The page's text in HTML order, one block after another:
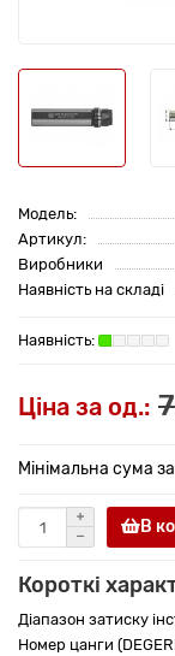
Модель:
Артикул:
Виробники
Наявність на складі
Ціна за од.:
Мінімальна сума
В
Короткі
Діапазон затиску
Номер цанги